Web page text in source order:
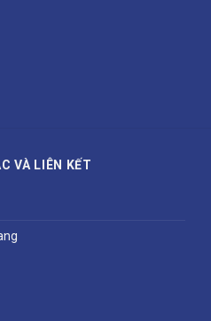
VÀ LIÊN KẾT